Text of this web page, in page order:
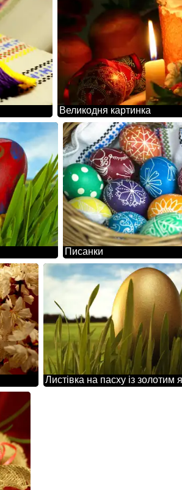
Великодня картинка
Писанки
Листівка на пасху із золотим